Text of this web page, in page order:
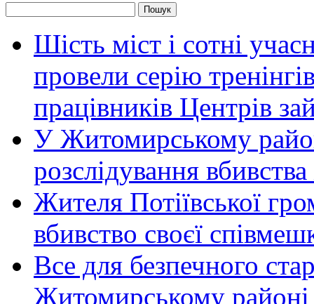
Шість міст і сотні
провели серію
працівників Центрів
У Житомирському
розслідування
Жителя Потіївської
вбивство своєї
Все для безпечного
Житомирському районі